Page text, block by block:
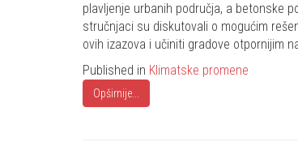
plavljenje urbanih područja, a betonske
stručnjaci su diskutovali o mogućim
ovih izazova i učiniti gradove otpornijim
Published in Klimatske promene
Opširnije...